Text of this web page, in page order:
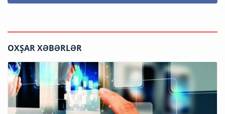
OXŞAR XƏBƏRLƏR